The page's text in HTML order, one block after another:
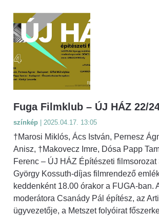
Fuga Filmklub – ÚJ HÁZ 22/
színkép | 2025.04.17. 13:05
†Marosi Miklós, Ács István, Pernesz
Anisz, †Makovecz Imre, Dósa Papp
Ferenc – ÚJ HÁZ Építészeti filmsorozat
György Kossuth-díjas filmrendező
keddenként 18.00 órakor a FUGA-ban.
moderátora Csanády Pál építész, az
ügyvezetője, a Metszet folyóirat